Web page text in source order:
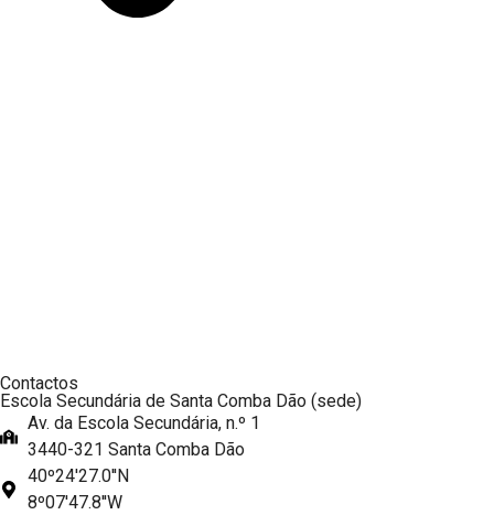
Contactos
Escola Secundária de Santa Comba Dão (sede)
Av. da Escola Secundária, n.º 1
3440-321 Santa Comba Dão
40º24'27.0''N
8º07'47.8''W